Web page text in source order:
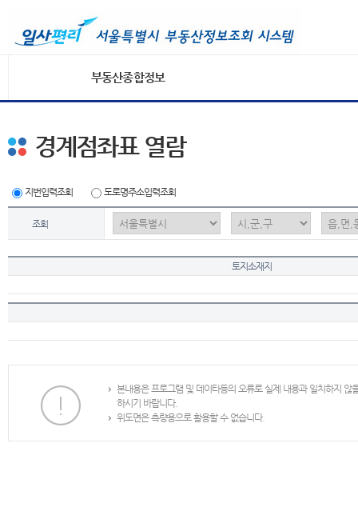
부동산종합정보
경계점좌표 열람
지번입력조회 도로명주소입력조회
조회
토지소재지
본내용은 프로그램 및 데이타등의 오류로 실제 내용과 일치하지
하시기 바랍니다.
위도면은 측량용으로 활용할 수 없습니다.